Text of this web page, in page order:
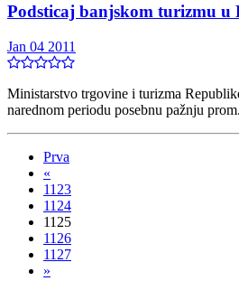
Podsticaj banjskom turizmu u
Jan 04 2011
Ministarstvo trgovine i turizma
narednom periodu posebnu pažnju
Prva
«
1123
1124
1125
1126
1127
»